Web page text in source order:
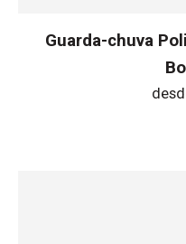
Guarda-chuva